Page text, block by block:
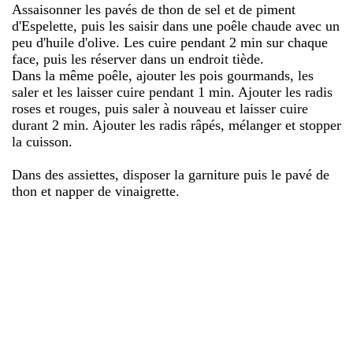
Assaisonner les pavés de thon de sel et de piment
d'Espelette, puis les saisir dans une poêle chaude avec un
peu d'huile d'olive. Les cuire pendant 2 min sur chaque
face, puis les réserver dans un endroit tiède.
Dans la même poêle, ajouter les pois gourmands, les
saler et les laisser cuire pendant 1 min. Ajouter les radis
roses et rouges, puis saler à nouveau et laisser cuire
durant 2 min. Ajouter les radis râpés, mélanger et stopper
la cuisson.
Dans des assiettes, disposer la garniture puis le pavé de
thon et napper de vinaigrette.